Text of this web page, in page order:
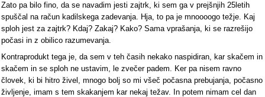
Zato pa bilo fino, da se navadim jesti zajtrk, ki sem ga v prejšnjih 25letih
spuščal na račun kadilskega zadevanja. Hja, to pa je mnoooogo težje. Kaj
sploh jest za zajtrk? Kdaj? Zakaj? Kako? Sama vprašanja, ki se razrešijo
počasi in z obilico razumevanja.
Kontraprodukt tega je, da sem v teh časih nekako naspidiran, kar skačem in
skačem in se sploh ne ustavim, le zvečer padem. Ker pa nisem ravno
človek, ki bi hitro živel, mnogo bolj so mi všeč počasna prebujanja, počasno
življenje, imam s tem skakanjem kar nekaj težav. In potem nimam cel dan